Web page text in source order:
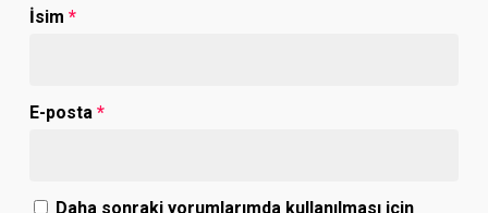
İsim *
E-posta *
Daha sonraki yorumlarımda kullanılması için